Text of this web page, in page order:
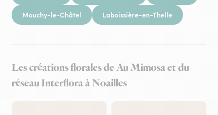
Mouchy-le-Châtel Laboissière-en-Thelle
Les créations florales de Au Mimosa et du
réseau Interflora à Noailles